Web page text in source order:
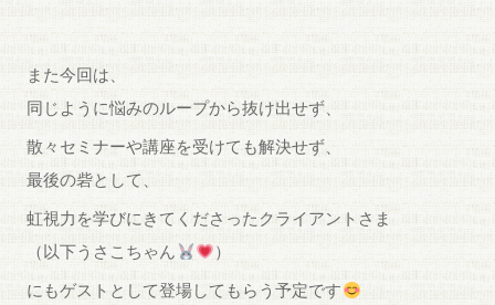
また今回は、
同じように悩みのループから抜け出せず、
散々セミナーや講座を受けても解決せず、
最後の砦として、
虹視力を学びにきてくださったクライアントさま
（以下うさこちゃん
）
にもゲストとして登場してもらう予定です